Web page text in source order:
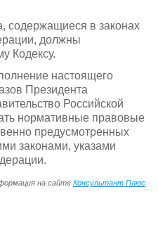
содержащиеся в законах
должны
Кодексу.
настоящего
Президента
Российской
нормативные правовые
предусмотренных
законами, указами
на сайтеКонсультант Плюс